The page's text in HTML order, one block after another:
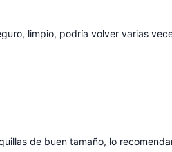
limpio, podría volver varias
de buen tamaño, lo